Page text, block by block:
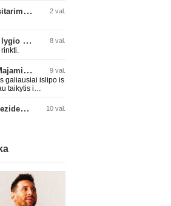
„Man City“ artėja link susitarimo dėl marokiečio A. Bouaddi persikėlimo 2 val.
A. Tapinas: „Iš europinio lygio komandos gavom gerų pamokų“ 8 val.
L. Messi gerokai pakėlė Majamio „Inter“ komandos vertę 9 val.
galiausiai islipo is
taikytis i
Argentinos federacijos prezidentas C. Tapia negailėjo pagyrų G. Infantino 10 val.